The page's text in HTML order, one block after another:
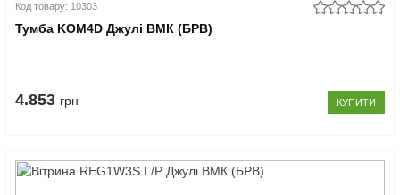
Код товару: 10303
Тумба KOM4D Джулі ВМК (БРВ)
4.853 грн КУПИТИ